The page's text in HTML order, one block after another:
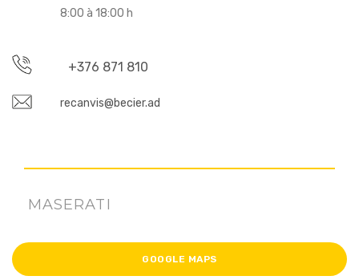
8:00 à 18:00 h
+376 871 810
recanvis@becier.ad
MASERATI
GOOGLE MAPS